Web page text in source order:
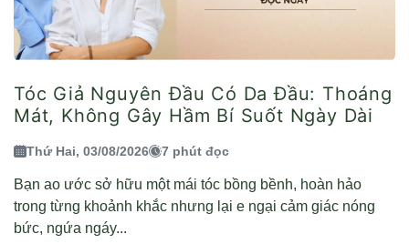
Tóc Giả Nguyên Đầu Có Da Đầu: Thoáng
Mát, Không Gây Hầm Bí Suốt Ngày Dài
Thứ Hai, 03/08/2026 7 phút đọc
Bạn ao ước sở hữu một mái tóc bồng bềnh, hoàn hảo
trong từng khoảnh khắc nhưng lại e ngại cảm giác nóng
bức, ngứa ngáy...